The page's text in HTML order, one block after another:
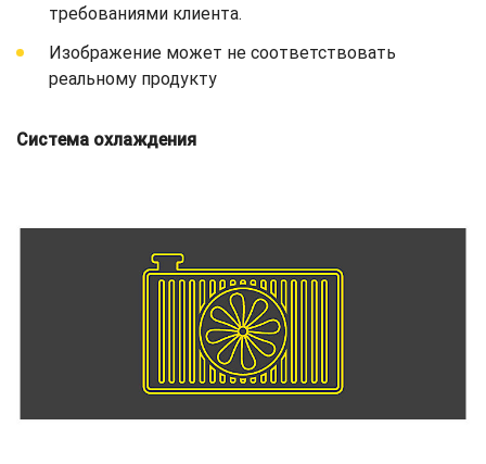
требованиями клиента.
Изображение может не соответствовать
реальному продукту
Система охлаждения